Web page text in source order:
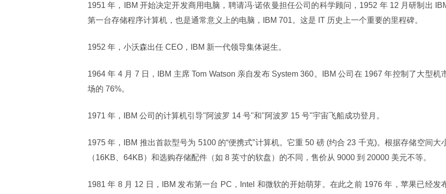
1951 年，IBM 开始决定开发商用电脑，聘请冯·诺依曼担任公司的科学顾问，1952 年 12 月研制出
第一台存储程序计算机，也是通常意义上的电脑，IBM 701。这是 IT 历史上一个重要的里程碑。
1952 年，小沃森出任 CEO，IBM 新一代领导集体诞生。
1964 年 4 月 7 日，IBM 主席 Tom Watson 亲自发布 System 360。IBM 公司在 1967 年控制了大型机
场的 76%。
1971 年，IBM 公司的计算机引导"阿波罗 14 号"和"阿波罗 15 号"宇宙飞船成功登月。
1975 年，IBM 推出首款型号为 5100 的“便携式”计算机。它重 50 磅 (约合 23 千克)。根据存储空间大
（16KB、64KB）和选购存储配件（如 8 英寸的软盘）的不同，售价从 9000 到 20000 美元不等。
1981 年 8 月 12 日，IBM 发布第一台 PC，Intel 和微软的开始萌芽。在此之前 1976 年，苹果已经发